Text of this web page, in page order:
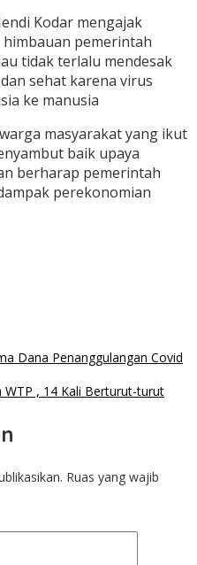
Kodar mengajak
pemerintah
tidak terlalu mendesak
sehat karena virus
ke manusia
masyarakat yang ikut
baik upaya
berharap pemerintah
perekonomian
Dana Penanggulangan Covid
WTP , 14 Kali Berturut-turut
Ruas yang wajib